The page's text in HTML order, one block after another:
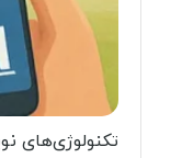
تکنولوژی‌های